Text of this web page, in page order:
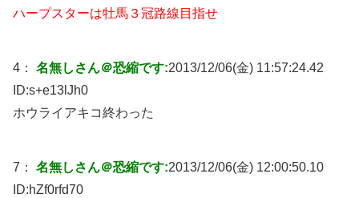
ハープスターは牡馬３冠路線目指せ
4： 名無しさん＠恐縮です:2013/12/06(金) 11:57:24.42
ID:s+e13lJh0
ホウライアキコ終わった
7： 名無しさん＠恐縮です:2013/12/06(金) 12:00:50.10
ID:hZf0rfd70